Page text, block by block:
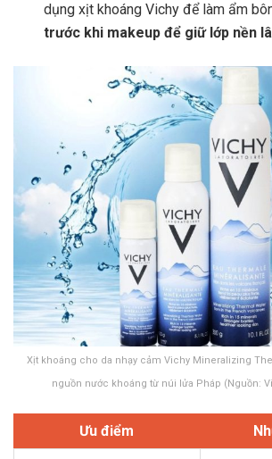
dụng xịt khoáng Vichy để làm ẩm
trước khi makeup để giữ lớp nền
Xịt khoáng cho da nhạy cảm Vichy Mineralizing
nguồn nước khoáng từ núi lửa Pháp (Nguồn:
Ưu điểm